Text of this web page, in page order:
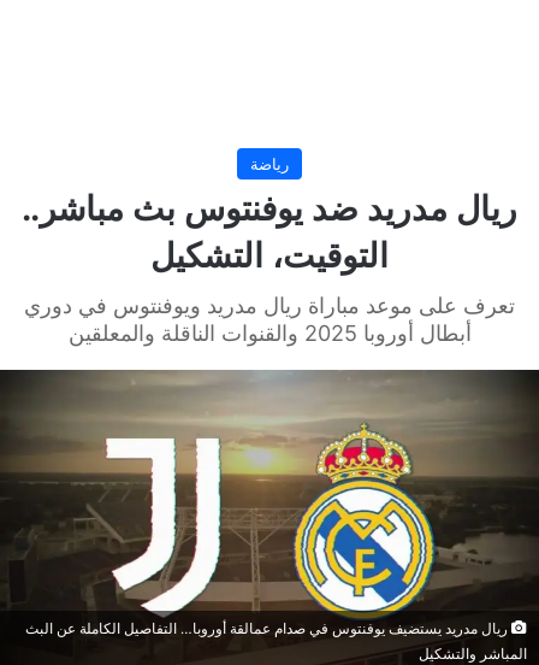
رياضة
ريال مدريد ضد يوفنتوس بث مباشر..
التوقيت، التشكيل
تعرف على موعد مباراة ريال مدريد ويوفنتوس في دوري
أبطال أوروبا 2025 والقنوات الناقلة والمعلقين
ريال مدريد يستضيف يوفنتوس في صدام عمالقة أوروبا… التفاصيل الكاملة عن البث
المباشر والتشكيل